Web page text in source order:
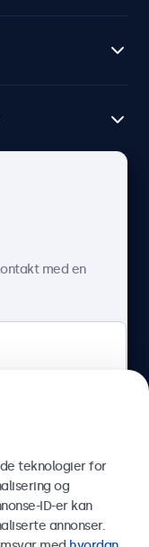
med en
teknologier for
og
ID-er kan
annonser.